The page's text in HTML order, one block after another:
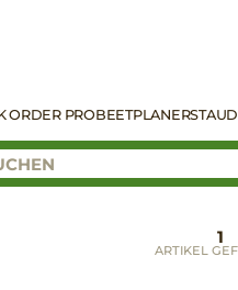
ORDER PROBEETPLANER
1
ARTIKEL